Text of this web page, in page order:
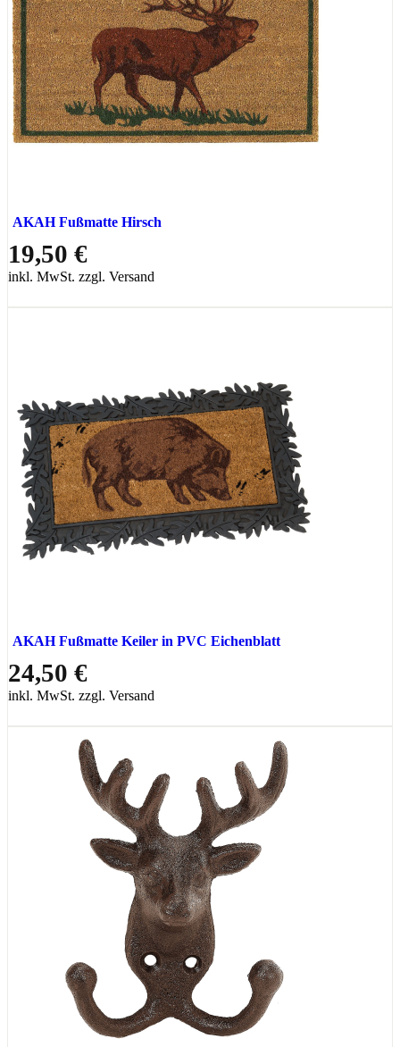
AKAH Fußmatte Hirsch
19,50 €
inkl. MwSt. zzgl. Versand
AKAH Fußmatte Keiler in PVC Eichenblatt
24,50 €
inkl. MwSt. zzgl. Versand